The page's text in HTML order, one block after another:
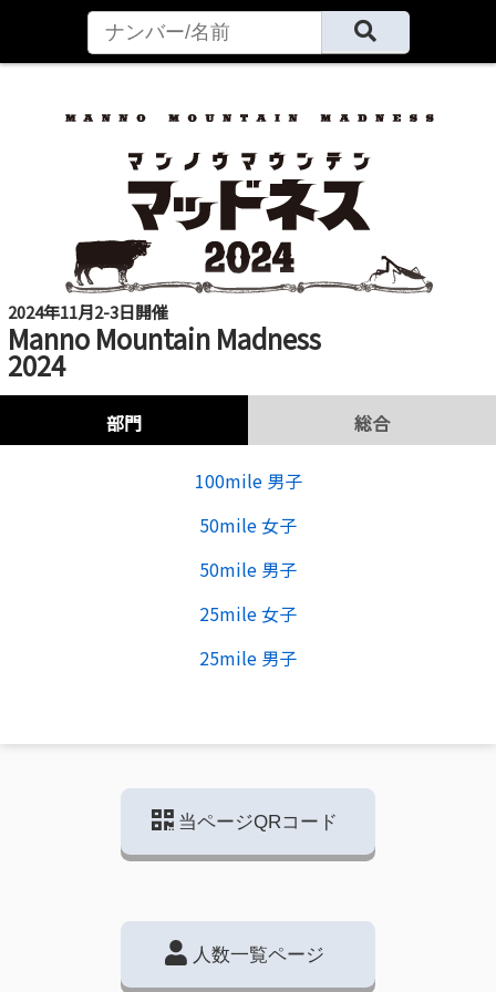
2024年11月2-3日開催
Manno Mountain Madness
2024
部門 総合
100mile 男子
50mile 女子
50mile 男子
25mile 女子
25mile 男子
当ページQRコード
人数一覧ページ